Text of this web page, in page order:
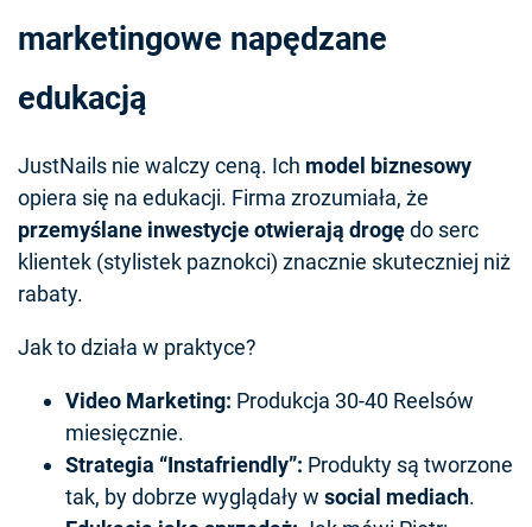
marketingowe napędzane
edukacją
JustNails nie walczy ceną. Ich model biznesowy
opiera się na edukacji. Firma zrozumiała, że
przemyślane inwestycje otwierają drogędo serc
klientek (stylistek paznokci) znacznie skuteczniej niż
rabaty.
Jak to działa w praktyce?
Video Marketing: Produkcja 30-40 Reelsów
miesięcznie.
Strategia “Instafriendly”: Produkty są tworzone
tak, by dobrze wyglądały w social mediach.